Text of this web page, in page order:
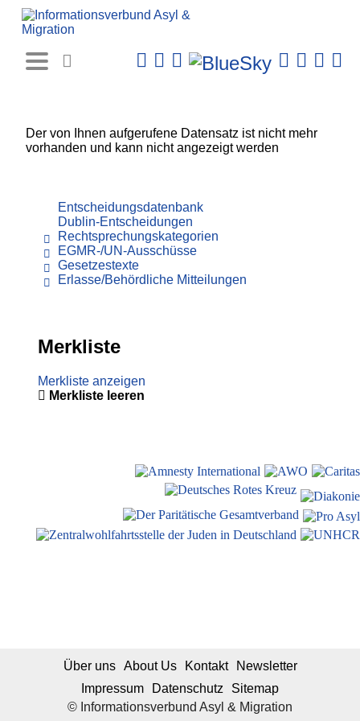
Der von Ihnen aufgerufene Datensatz ist nicht mehr
vorhanden und kann nicht angezeigt werden
Entscheidungsdatenbank
Dublin-Entscheidungen
Rechtsprechungskategorien
EGMR-/UN-Ausschüsse
Gesetzestexte
Erlasse/Behördliche Mitteilungen
Merkliste
Merkliste anzeigen
Merkliste leeren
© Informationsverbund Asyl & Migration
Über uns About Us Kontakt
Newsletter
Impressum
Datenschutz Sitemap